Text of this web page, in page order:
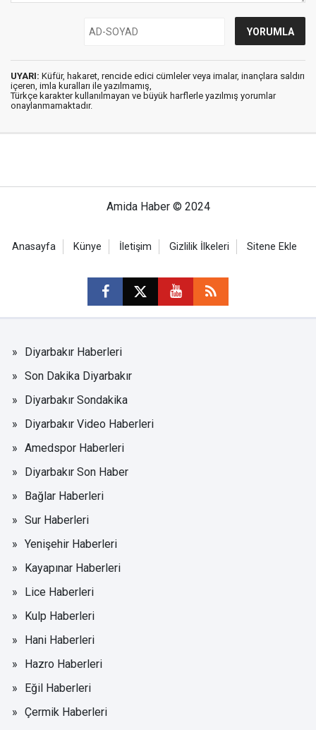
UYARI: Küfür, hakaret, rencide edici cümleler veya imalar, inançlara saldırı
içeren, imla kuralları ile yazılmamış,
Türkçe karakter kullanılmayan ve büyük harflerle yazılmış yorumlar
onaylanmamaktadır.
Amida Haber © 2024
Anasayfa Künye İletişim Gizlilik İlkeleri Sitene Ekle
Diyarbakır Haberleri
Son Dakika Diyarbakır
Diyarbakır Sondakika
Diyarbakır Video Haberleri
Amedspor Haberleri
Diyarbakır Son Haber
Bağlar Haberleri
Sur Haberleri
Yenişehir Haberleri
Kayapınar Haberleri
Lice Haberleri
Kulp Haberleri
Hani Haberleri
Hazro Haberleri
Eğil Haberleri
Çermik Haberleri